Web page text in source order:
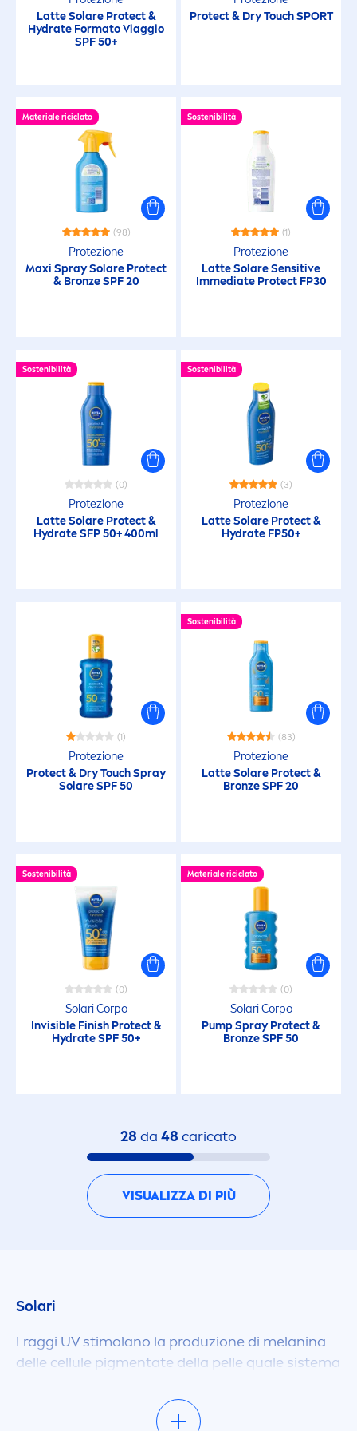
Protect & Bronze
Sensitive Protect
Sensitive Protect
Sun Protection
UV Viso Specialist
15
50
FILTRI SELEZIONATI
Latte Solare Protect&
Hydrate Formato Viaggio
SPF 50+
Protect& Dry Touch SPORT
Materiale riciclato
(98)
Protezione
Maxi Spray Solare Protect
& BronzeSPF 20
Sostenibilità
(1)
Protezione
Latte SolareSensitive
Immediate ProtectFP30
Sostenibilità
(0)
Protezione
Latte Solare Protect&
Hydrate SFP 50+ 400ml
Sostenibilità
(3)
Protezione
Latte Solare Protect&
Hydrate FP50+
(1)
Protezione
Protect& Dry Touch Spray
Solare SPF 50
Sostenibilità
(83)
Protezione
Latte Solare Protect&
BronzeSPF 20
Sostenibilità
(0)
Solari Corpo
Invisible Finish Protect&
Hydrate SPF 50+
Materiale riciclato
(0)
Solari Corpo
Pump SprayProtect&
BronzeSPF 50
28 da 48 caricato
VISUALIZZA DI PIÙ
Solari
I raggi UV stimolano la produzione di melanina
delle cellule pigmentate della pelle quale sistema
dal corpo e assorbe le radiazioni solari oltre
combattere i radicali liberi. La produzione di